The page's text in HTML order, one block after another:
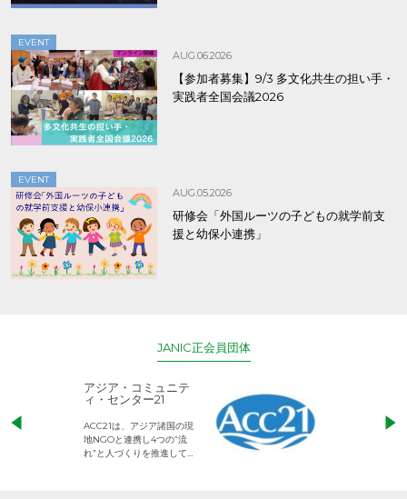
EVENT
AUG.06.2026
【参加者募集】9/3 多文化共生の担い手・
実践者全国会議2026
EVENT
AUG.05.2026
研修会「外国ルーツの子どもの就学前支
援と幼保小連携」
JANIC正会員団体
アジア・コミュニテ
ィ・センター21
ACC21は、アジア諸国の現
地NGOと連携し4つの“流
れ”と人づくりを推進してい
児童労働のない
権利が守られた